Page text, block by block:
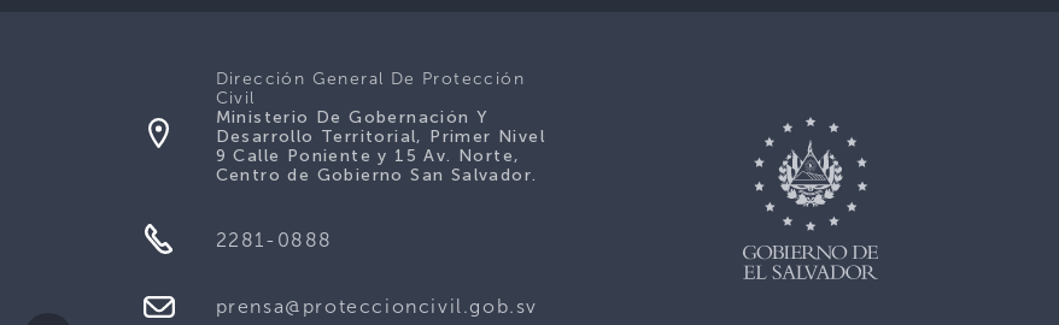
Dirección General De Protección
Civil
Ministerio De Gobernación Y
Desarrollo Territorial, Primer Nivel
9 Calle Poniente y 15 Av. Norte,
Centro de Gobierno San Salvador.
2281-0888
prensa@proteccioncivil.gob.sv